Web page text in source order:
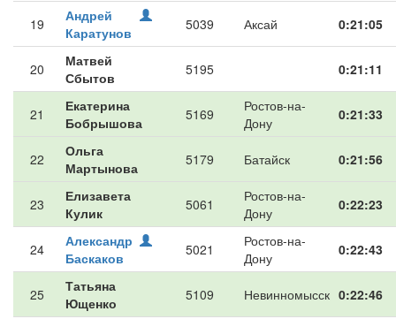
19
Андрей
Каратунов
5039 Аксай 0:21:05
20
Матвей
Сбытов
5195 0:21:11
21
Екатерина
Бобрышова
5169
Ростов-на-
Дону
0:21:33
22
Ольга
Мартынова
5179 Батайск 0:21:56
23
Елизавета
Кулик
5061
Ростов-на-
Дону
0:22:23
24
Александр
Баскаков
5021
Ростов-на-
Дону
0:22:43
25
Татьяна
Ющенко
5109 Невинномысск 0:22:46